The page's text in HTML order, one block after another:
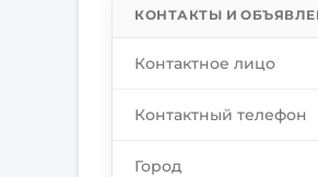
КОНТАКТЫ И
Контактное лицо
Контактный телефон
Город